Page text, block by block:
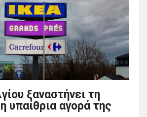
ξαναστήνει τη
υπαίθρια αγορά της